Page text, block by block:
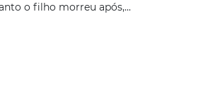
o filho morreu após,...